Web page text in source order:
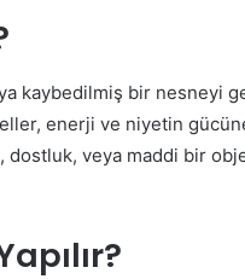
kaybedilmiş bir nesneyi
enerji ve niyetin
veya maddi bir